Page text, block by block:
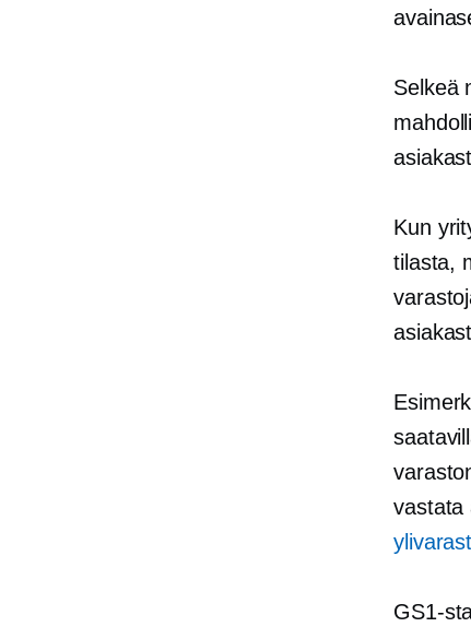
Selkeä
Kun
tilasta,
vastata
GS1-